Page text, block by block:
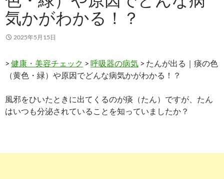
気かがわかる！？
2025年5月15日
> 健康・美容チェック > 呼吸器の病気 > たんが出る｜痰の色
（黄色・緑）や原因でどんな病気かがわかる！？
風邪をひいたときに出てくるのが痰（たん）ですが、たん
はいつも分泌されていることを知っていましたか？